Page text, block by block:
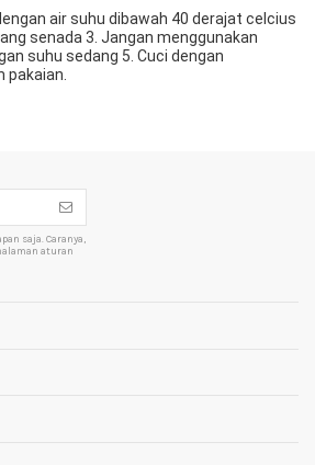
air suhu dibawah 40 derajat celcius
senada 3. Jangan menggunakan
suhu sedang 5. Cuci dengan
pakaian.
saja. Caranya,
aturan